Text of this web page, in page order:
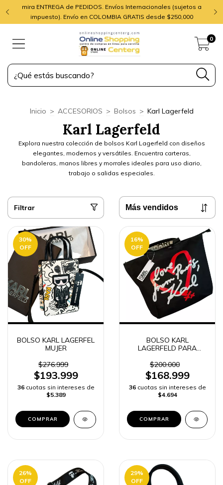
mira ENTREGA de PEDIDOS. Envíos Internacionales (sujetos a
impuesto). Envío en COLOMBIA GRATIS desde $250,000
0
Inicio > ACCESORIOS > Bolsos > Karl Lagerfeld
Karl Lagerfeld
Explora nuestra colección de bolsos Karl Lagerfeld con diseños
elegantes, modernos y versátiles. Encuentra carteras,
bandoleras, manos libres y morrales ideales para uso diario,
trabajo o salidas especiales.
Filtrar
30%
OFF
BOLSO KARL LAGERFEL
MUJER
$276.999
$193.999
36 cuotas sin intereses de
$5.389
COMPRAR
16%
OFF
BOLSO KARL
LAGERFELD PARA
$200.000
$168.999
36 cuotas sin intereses de
$4.694
COMPRAR
26%
OFF
29%
OFF